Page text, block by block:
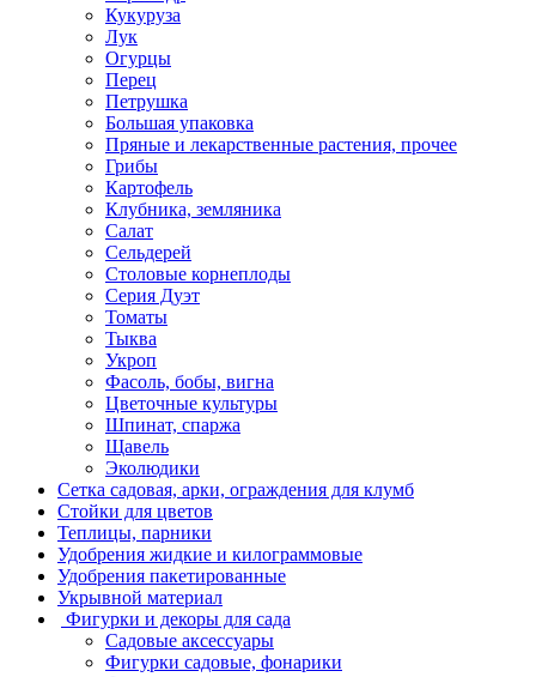
Кукуруза
Лук
Огурцы
Перец
Петрушка
Большая упаковка
Пряные и лекарственные растения, прочее
Грибы
Картофель
Клубника, земляника
Салат
Сельдерей
Столовые корнеплоды
Серия Дуэт
Томаты
Тыква
Укроп
Фасоль, бобы, вигна
Цветочные культуры
Шпинат, спаржа
Щавель
Эколюдики
Сетка садовая, арки, ограждения для клумб
Стойки для цветов
Теплицы, парники
Удобрения жидкие и килограммовые
Удобрения пакетированные
Укрывной материал
Фигурки и декоры для сада
Садовые аксессуары
Фигурки садовые, фонарики